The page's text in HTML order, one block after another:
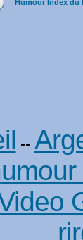
Humour Index du
--